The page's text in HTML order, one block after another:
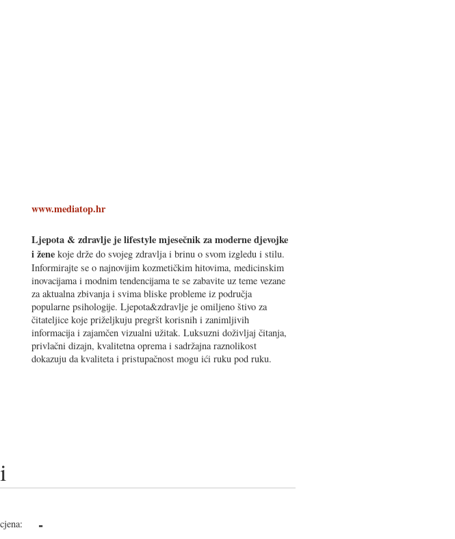
www.mediatop.hr
Ljepota & zdravlje je lifestyle mjesečnik za moderne djevojke
i žene koje drže do svojeg zdravlja i brinu o svom izgledu i stilu.
Informirajte se o najnovijim kozmetičkim hitovima, medicinskim
inovacijama i modnim tendencijama te se zabavite uz teme vezane
za aktualna zbivanja i svima bliske probleme iz područja
popularne psihologije. Ljepota&zdravlje je omiljeno štivo za
čitateljice koje priželjkuju pregršt korisnih i zanimljivih
informacija i zajamčen vizualni užitak. Luksuzni doživljaj čitanja,
privlačni dizajn, kvalitetna oprema i sadržajna raznolikost
dokazuju da kvaliteta i pristupačnost mogu ići ruku pod ruku.
-